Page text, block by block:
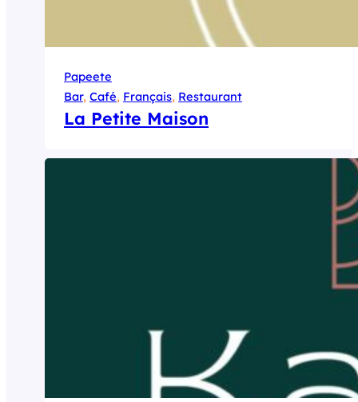
Papeete
Bar, Café, Français, Restaurant
La Petite Maison